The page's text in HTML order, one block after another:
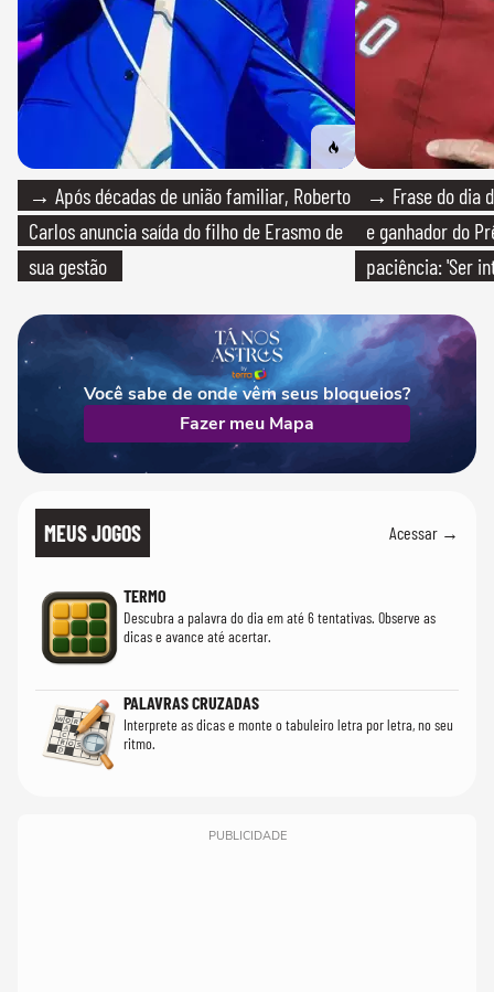
→ Após décadas de união familiar, Roberto
Carlos anuncia saída do filho de Erasmo de
sua gestão
→ Frase do dia
e ganhador do
paciência: 'Ser
Você sabe de onde vêm seus bloqueios?
Fazer meu Mapa
MEUS JOGOS Acessar →
TERMO
Descubra a palavra do dia em até 6 tentativas. Observe as
dicas e avance até acertar.
PALAVRAS CRUZADAS
Interprete as dicas e monte o tabuleiro letra por letra, no seu
ritmo.
PUBLICIDADE